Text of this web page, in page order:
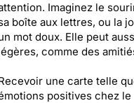
Imaginez le
boîte aux lettres, ou la
mot doux. Elle peut
comme des
une carte telle
positives chez